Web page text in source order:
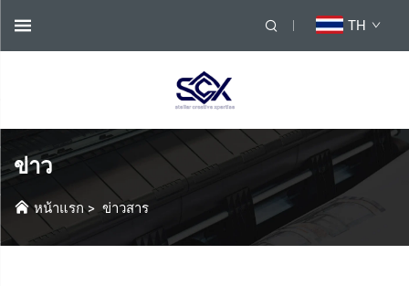
TH
ข่าว
หน้าแรก> ข่าวสาร